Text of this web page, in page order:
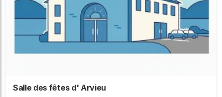
Salle des fêtes d' Arvieu